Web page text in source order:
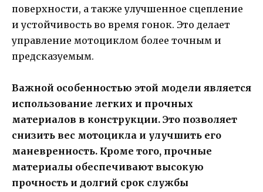
поверхности, а также улучшенное сцепление
и устойчивость во время гонок. Это делает
управление мотоциклом более точным и
предсказуемым.
Важной особенностью этой модели является
использование легких и прочных
материалов в конструкции. Это позволяет
снизить вес мотоцикла и улучшить его
маневренность. Кроме того, прочные
материалы обеспечивают высокую
прочность и долгий срок службы